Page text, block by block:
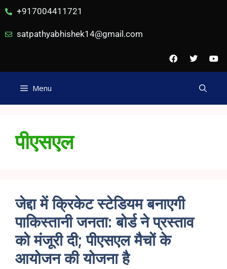
+917004411721
satpathyabhishek14@gmail.com
Menu
पीएसएल
जेद्दा में क्रिकेट स्टेडियम बनाएगी
पाकिस्तानी जनता: बोर्ड ने प्रस्ताव
को मंजूरी दी; पीएसएल मैचों के
आयोजन की योजना है